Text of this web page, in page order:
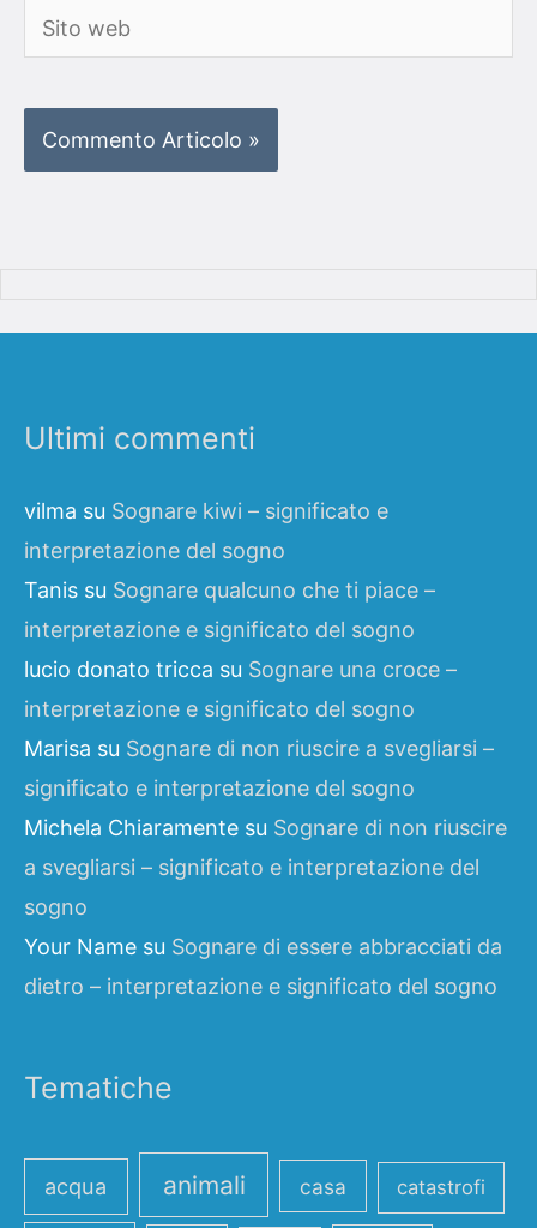
Sito
web
Ultimi commenti
vilma su Sognare kiwi – significato e
interpretazione del sogno
Tanis su Sognare qualcuno che ti piace –
interpretazione e significato del sogno
lucio donato tricca su Sognare una croce –
interpretazione e significato del sogno
Marisa su Sognare di non riuscire a svegliarsi –
significato e interpretazione del sogno
Michela Chiaramente su Sognare di non riuscire
a svegliarsi – significato e interpretazione del
sogno
Your Name su Sognare di essere abbracciati da
dietro – interpretazione e significato del sogno
Tematiche
acqua animali casa catastrofi